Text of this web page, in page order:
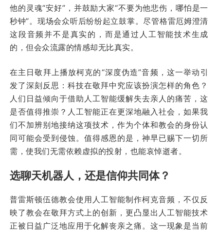
他的灵魂“安好”，并鼓励大家“不要为他悲伤，哪怕是一
秒钟”。现场会众听后纷纷起立鼓掌。尽管格雷厄姆澄清
这段音频并不是真实的，而是通过人工智能技术生成
的，但会众流露的情感却无比真实。
在主日敬拜上播放柯克的“深度伪造”音频，这一举动引
发了深刻反思：科技在敬拜中究应该扮演怎样的角色？
人们日益倾向于借助人工智能缓解失去亲人的痛苦，这
是否值得推崇？人工智能正在更深地融入社会，如果我
们不加辨别地接纳这项技术，作为个体和教会的身份认
同可能会受到侵蚀。值得感恩的是，神早已赐下一切所
需，使我们无需依赖虚拟的投射，也能哀悼逝者。
选聊天机器人，还是信仰共同体？
普雷斯顿伍德教会使用人工智能制作柯克音频，不仅反
映了教会在敬拜方式上的创新，更凸显出人工智能技术
正被日益广泛地应用于化解丧亲之痛。这一现象是当前